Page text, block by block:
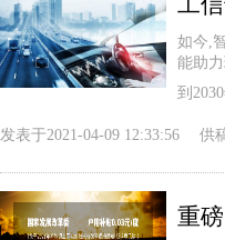
如今,
能助
到
发表于2021-04-09 12:33:56 供
重